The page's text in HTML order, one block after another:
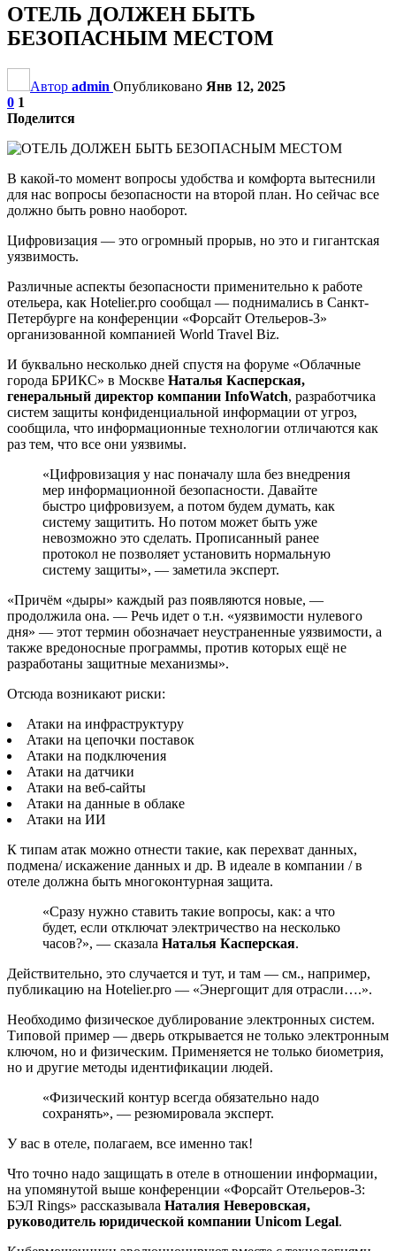
ОТЕЛЬ ДОЛЖЕН БЫТЬ
БЕЗОПАСНЫМ МЕСТОМ
Автор admin Опубликовано Янв 12, 2025
0 1
Поделится
В какой-то момент вопросы удобства и комфорта вытеснили
для нас вопросы безопасности на второй план. Но сейчас все
должно быть ровно наоборот.
Цифровизация — это огромный прорыв, но это и гигантская
уязвимость.
Различные аспекты безопасности применительно к работе
отельера, как Hotelier.pro сообщал — поднимались в Санкт-
Петербурге на конференции «Форсайт Отельеров-3»
организованной компанией World Travel Biz.
И буквально несколько дней спустя на форуме «Облачные
города БРИКС» в Москве Наталья Касперская,
генеральный директор компании InfoWatch, разработчика
систем защиты конфиденциальной информации от угроз,
сообщила, что информационные технологии отличаются как
раз тем, что все они уязвимы.
«Цифровизация у нас поначалу шла без внедрения
мер информационной безопасности. Давайте
быстро цифровизуем, а потом будем думать, как
систему защитить. Но потом может быть уже
невозможно это сделать. Прописанный ранее
протокол не позволяет установить нормальную
систему защиты», — заметила эксперт.
«Причём «дыры» каждый раз появляются новые, —
продолжила она. — Речь идет о т.н. «уязвимости нулевого
дня» — этот термин обозначает неустраненные уязвимости, а
также вредоносные программы, против которых ещё не
разработаны защитные механизмы».
Отсюда возникают риски:
Атаки на инфраструктуру
Атаки на цепочки поставок
Атаки на подключения
Атаки на датчики
Атаки на веб-сайты
Атаки на данные в облаке
Атаки на ИИ
К типам атак можно отнести такие, как перехват данных,
подмена/ искажение данных и др. В идеале в компании / в
отеле должна быть многоконтурная защита.
«Сразу нужно ставить такие вопросы, как: а что
будет, если отключат электричество на несколько
часов?», — сказала Наталья Касперская.
Действительно, это случается и тут, и там — см., например,
публикацию на Hotelier.pro — «Энергощит для отрасли….».
Необходимо физическое дублирование электронных систем.
Типовой пример — дверь открывается не только электронным
ключом, но и физическим. Применяется не только биометрия,
но и другие методы идентификации людей.
«Физический контур всегда обязательно надо
сохранять», — резюмировала эксперт.
У вас в отеле, полагаем, все именно так!
Что точно надо защищать в отеле в отношении информации,
на упомянутой выше конференции «Форсайт Отельеров-3:
БЭЛ Rings» рассказывала Наталия Неверовская,
руководитель юридической компании Unicom Legal.